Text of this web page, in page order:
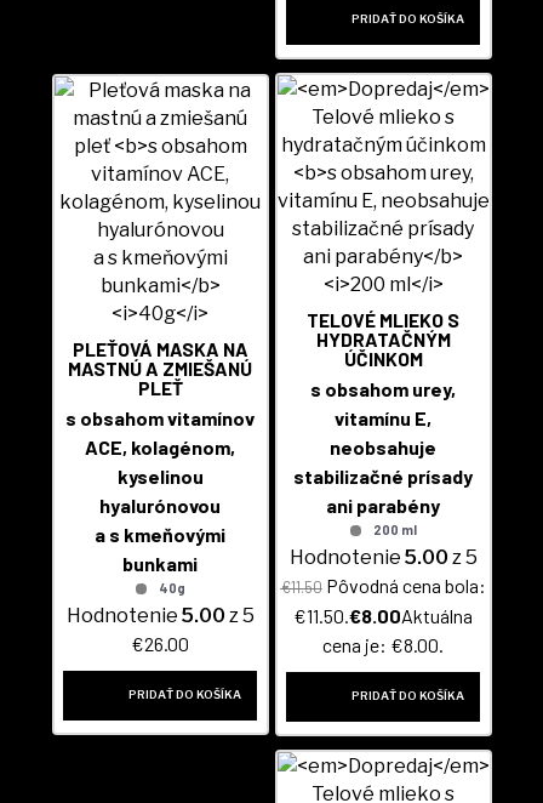
PRIDAŤ DO KOŠÍKA
PLEŤOVÁ MASKA NA
MASTNÚ A ZMIEŠANÚ
PLEŤ
s obsahom vitamínov
ACE, kolagénom,
kyselinou
hyalurónovou
a s kmeňovými
bunkami
40g
Hodnotenie 5.00 z 5
€26.00
PRIDAŤ DO KOŠÍKA
TELOVÉ MLIEKO S
HYDRATAČNÝM
ÚČINKOM
s obsahom urey,
vitamínu E,
neobsahuje
stabilizačné prísady
ani parabény
200 ml
Hodnotenie 5.00 z 5
€11.50 Pôvodná cena bola:
€11.50. €8.00Aktuálna
cena je: €8.00.
PRIDAŤ DO KOŠÍKA